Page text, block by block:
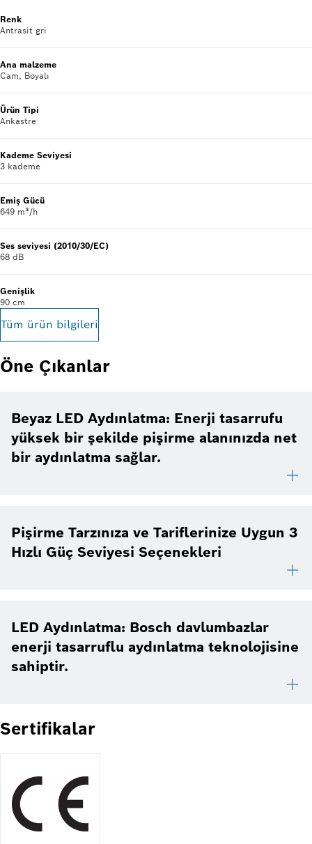
Renk
Antrasit gri
Ana malzeme
Cam, Boyalı
Ürün Tipi
Ankastre
Kademe Seviyesi
3 kademe
Emiş Gücü
649 m³/h
Ses seviyesi (2010/30/EC)
68 dB
Genişlik
90 cm
Tüm ürün bilgileri
Öne Çıkanlar
Beyaz LED Aydınlatma: Enerji tasarrufu
yüksek bir şekilde pişirme alanınızda net
bir aydınlatma sağlar.
Pişirme Tarzınıza ve Tariflerinize Uygun 3
Hızlı Güç Seviyesi Seçenekleri
LED Aydınlatma: Bosch davlumbazlar
enerji tasarruflu aydınlatma teknolojisine
sahiptir.
Sertifikalar